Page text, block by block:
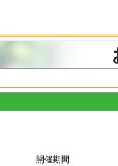
開催期間